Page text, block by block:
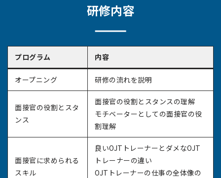
研修内容
プログラム 内容
オープニング 研修の流れを説明
面接官の役割とスタ
ンス
面接官の役割とスタンスの理解
モチベーターとしての面接官の役
割理解
面接官に求められる
スキル
良いOJTトレーナーとダメなOJT
トレーナーの違い
OJTトレーナーの仕事の全体像の